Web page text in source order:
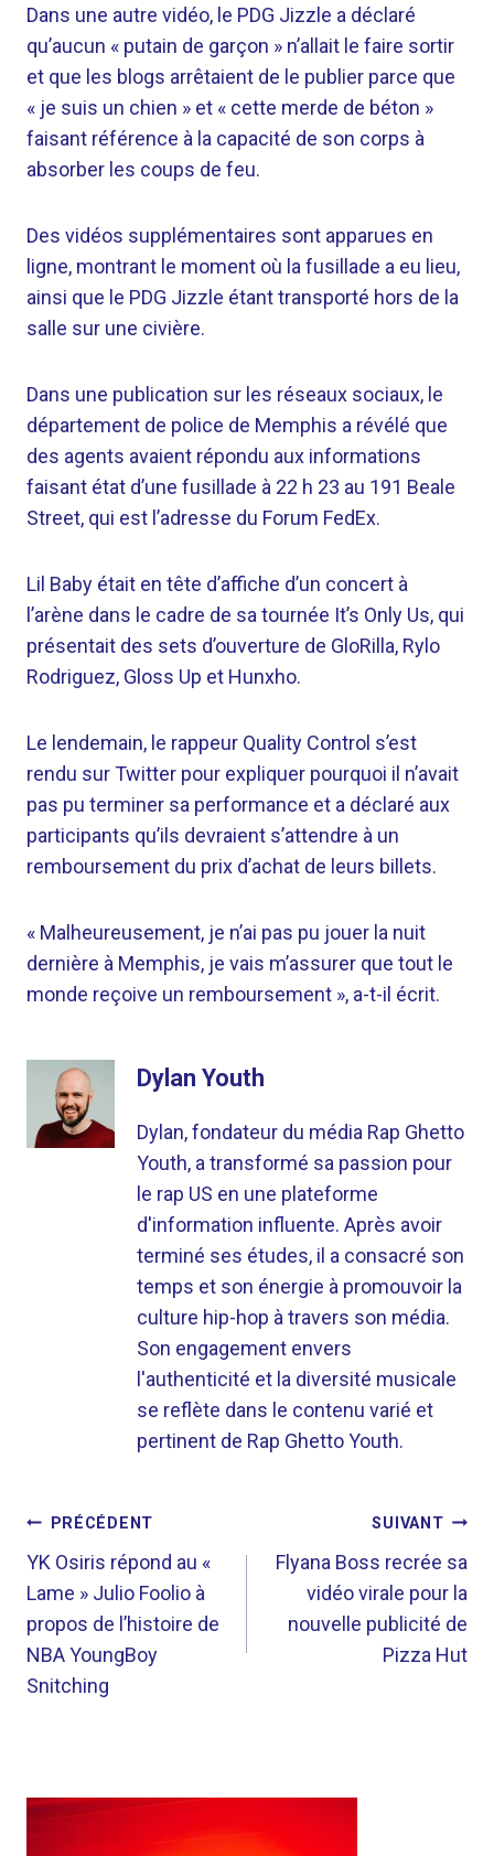
Dans une autre vidéo, le PDG Jizzle a déclaré
qu’aucun « putain de garçon » n’allait le faire sortir
et que les blogs arrêtaient de le publier parce que
« je suis un chien » et « cette merde de béton »
faisant référence à la capacité de son corps à
absorber les coups de feu.
Des vidéos supplémentaires sont apparues en
ligne, montrant le moment où la fusillade a eu lieu,
ainsi que le PDG Jizzle étant transporté hors de la
salle sur une civière.
Dans une publication sur les réseaux sociaux, le
département de police de Memphis a révélé que
des agents avaient répondu aux informations
faisant état d’une fusillade à 22 h 23 au 191 Beale
Street, qui est l’adresse du Forum FedEx.
Lil Baby était en tête d’affiche d’un concert à
l’arène dans le cadre de sa tournée It’s Only Us, qui
présentait des sets d’ouverture de GloRilla, Rylo
Rodriguez, Gloss Up et Hunxho.
Le lendemain, le rappeur Quality Control s’est
rendu sur Twitter pour expliquer pourquoi il n’avait
pas pu terminer sa performance et a déclaré aux
participants qu’ils devraient s’attendre à un
remboursement du prix d’achat de leurs billets.
« Malheureusement, je n’ai pas pu jouer la nuit
dernière à Memphis, je vais m’assurer que tout le
monde reçoive un remboursement », a-t-il écrit.
Dylan Youth
Dylan, fondateur du média Rap Ghetto
Youth, a transformé sa passion pour
le rap US en une plateforme
d'information influente. Après avoir
terminé ses études, il a consacré son
temps et son énergie à promouvoir la
culture hip-hop à travers son média.
Son engagement envers
l'authenticité et la diversité musicale
se reflète dans le contenu varié et
pertinent de Rap Ghetto Youth.
NAVIGATION
DE
L’ARTICLE
PRÉCÉDENT
YK Osiris répond au «
Lame » Julio Foolio à
propos de l’histoire de
NBA YoungBoy
Snitching
SUIVANT
Flyana Boss recrée sa
vidéo virale pour la
nouvelle publicité de
Pizza Hut